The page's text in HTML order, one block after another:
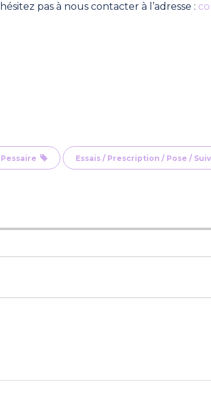
pas à nous contacter à l’adresse :
Essais / Prescription / Pose /